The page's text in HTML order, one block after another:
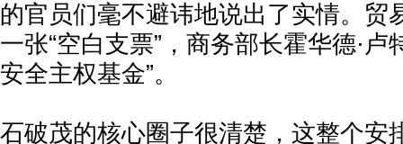
的官员们毫不避讳地说出了实情。贸
一张“空白支票”，商务部长霍华德·卢
安全主权基金”。
石破茂的核心圈子很清楚，这整个安